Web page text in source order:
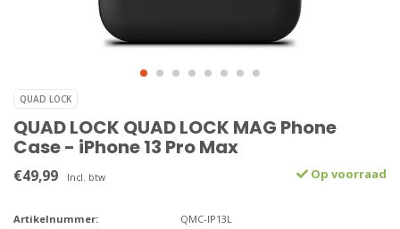
QUAD LOCK
QUAD LOCK QUAD LOCK MAG Phone
Case - iPhone 13 Pro Max
€49,99 Incl. btw Op voorraad
Artikelnummer:
QMC-IP13L